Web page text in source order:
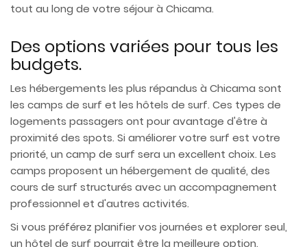
tout au long de votre séjour à Chicama.
Des options variées pour tous les
budgets.
Les hébergements les plus répandus à Chicama sont
les camps de surf et les hôtels de surf. Ces types de
logements passagers ont pour avantage d'être à
proximité des spots. Si améliorer votre surf est votre
priorité, un camp de surf sera un excellent choix. Les
camps proposent un hébergement de qualité, des
cours de surf structurés avec un accompagnement
professionnel et d'autres activités.
Si vous préférez planifier vos journées et explorer seul,
un hôtel de surf pourrait être la meilleure option.